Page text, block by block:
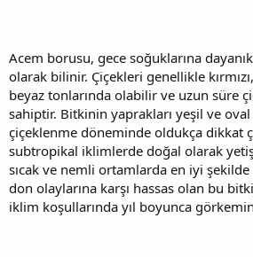
Acem borusu, gece soğuklarına
olarak bilinir. Çiçekleri genellikle
beyaz tonlarında olabilir ve uzun süre
sahiptir. Bitkinin yaprakları yeşil ve
çiçeklenme döneminde oldukça dikkat
subtropikal iklimlerde doğal olarak
sıcak ve nemli ortamlarda en iyi
don olaylarına karşı hassas olan bu
iklim koşullarında yıl boyunca